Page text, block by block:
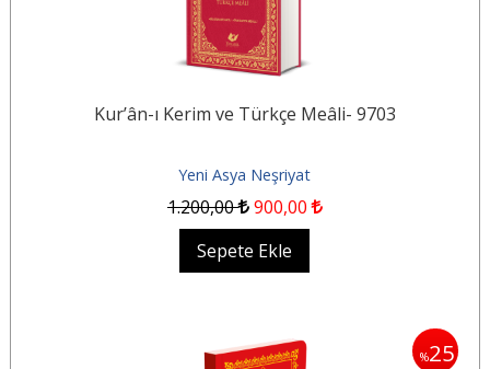
Kur’ân-ı Kerim ve Türkçe Meâli- 9703
Yeni Asya Neşriyat
1.200,00 900,00
Sepete Ekle
%25